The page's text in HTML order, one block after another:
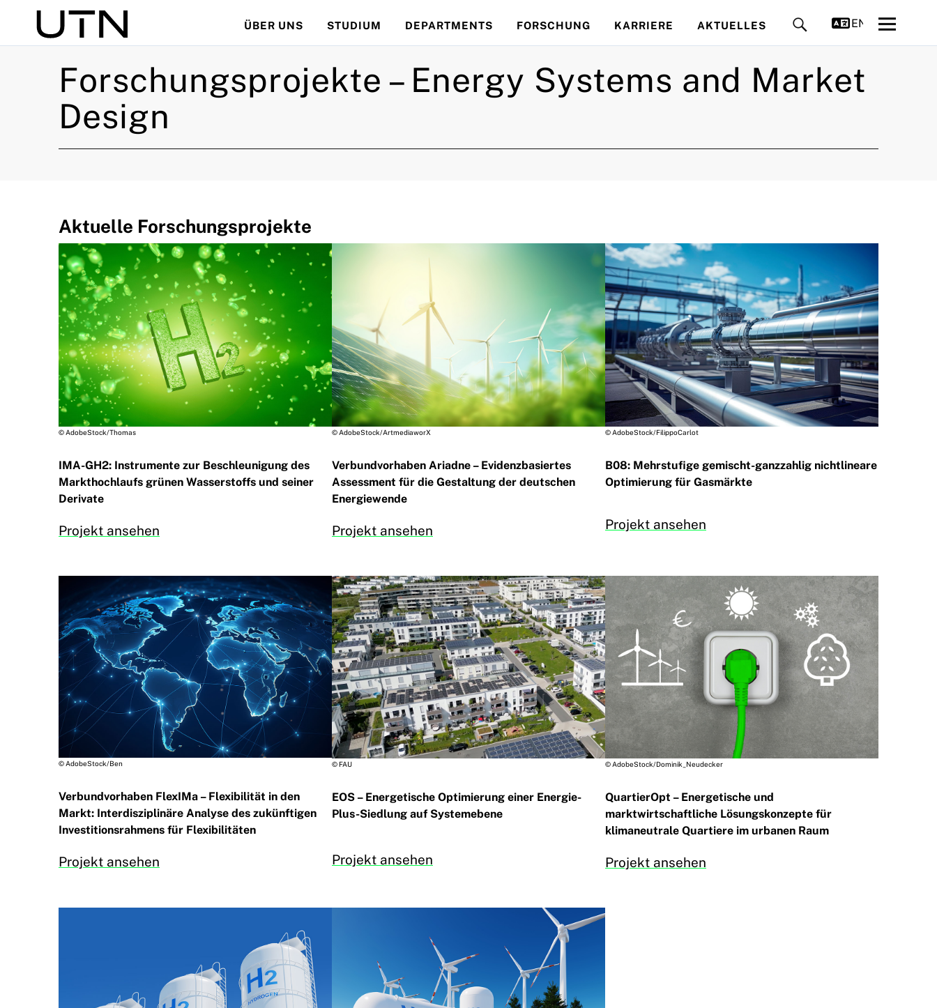
ÜBER UNS STUDIUM DEPARTMENTS FORSCHUNG KARRIERE AKTUELLES ENGLISH
Forschungsprojekte – Energy Systems and Market
Design
Aktuelle Forschungsprojekte
© AdobeStock/Thomas
IMA-GH2: Instrumente zur Beschleunigung des
Markthochlaufs grünen Wasserstoffs und seiner
Derivate
Projekt ansehen
© AdobeStock/ArtmediaworX
Verbundvorhaben Ariadne – Evidenzbasiertes
Assessment für die Gestaltung der deutschen
Energiewende
Projekt ansehen
© AdobeStock/FilippoCarlot
B08: Mehrstufige gemischt-ganzzahlig nichtlineare
Optimierung für Gasmärkte
Projekt ansehen
© AdobeStock/Ben
Verbundvorhaben FlexIMa – Flexibilität in den
Markt: Interdisziplinäre Analyse des zukünftigen
Investitionsrahmens für Flexibilitäten
Projekt ansehen
© FAU
EOS – Energetische Optimierung einer Energie-
Plus-Siedlung auf Systemebene
Projekt ansehen
© AdobeStock/Dominik_Neudecker
QuartierOpt – Energetische und
marktwirtschaftliche Lösungskonzepte für
klimaneutrale Quartiere im urbanen Raum
Projekt ansehen